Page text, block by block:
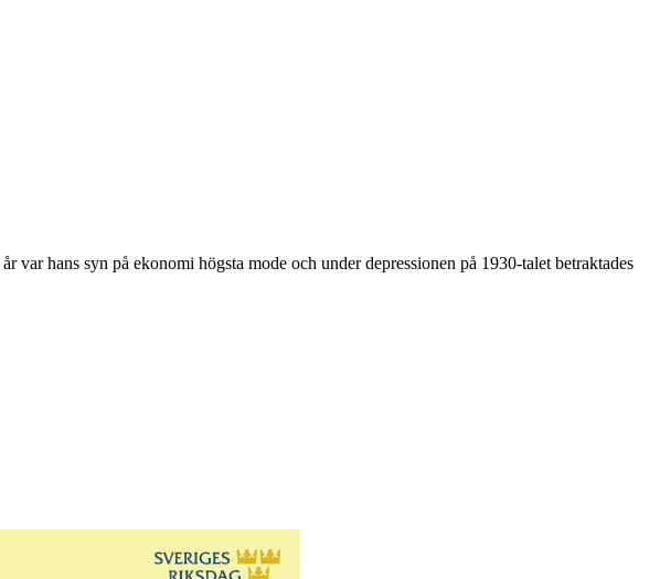
hans syn på ekonomi högsta mode och under depressionen på 1930-talet betraktades